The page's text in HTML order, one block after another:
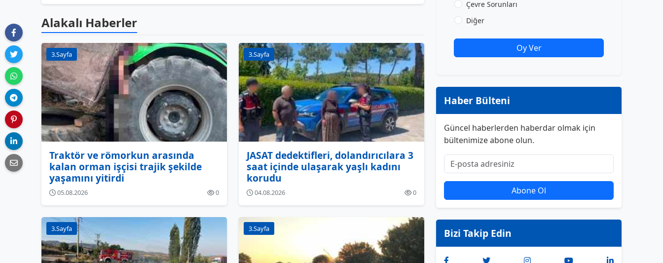
Alakalı Haberler
3.Sayfa
Traktör ve römorkun arasında
kalan orman işçisi trajik şekilde
yaşamını yitirdi
05.08.2026 0
3.Sayfa
JASAT dedektifleri, dolandırıcılara 3
saat içinde ulaşarak yaşlı kadını
korudu
04.08.2026 0
3.Sayfa 3.Sayfa
Çevre Sorunları
Diğer
Oy Ver
Haber Bülteni
Güncel haberlerden haberdar olmak için
bültenimize abone olun.
Abone Ol
Bizi Takip Edin